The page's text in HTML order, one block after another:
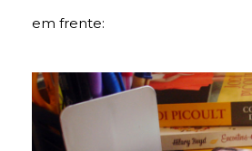
em frente: